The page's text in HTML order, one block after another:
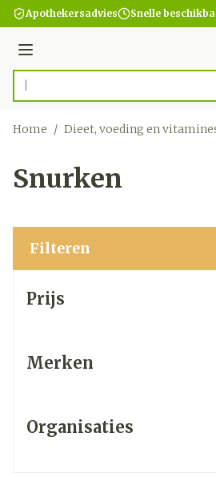
Ga naar de inhoud
Apothekersadvies Snelle
Menu
Product, merk, categorie...
Home / Dieet, voeding en
Snurken
Filteren
Prijs
Merken
Organisaties